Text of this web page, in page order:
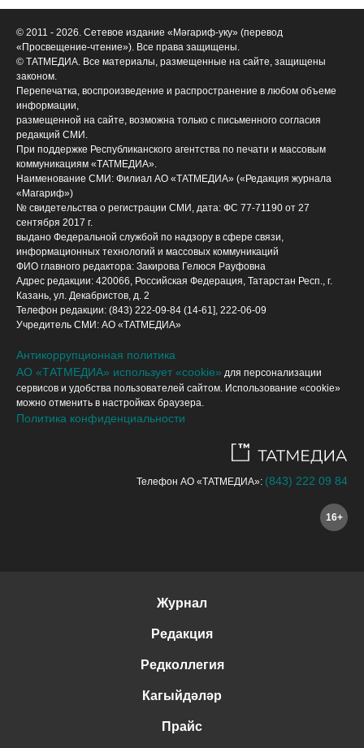
© 2011 - 2026. Сетевое издание «Мәгариф-уку» (перевод
«Просвещение-чтение»). Все права защищены.
© ТАТМЕДИА. Все материалы, размещенные на сайте, защищены
законом.
Перепечатка, воспроизведение и распространение в любом объеме
информации,
размещенной на сайте, возможна только с письменного согласия
редакций СМИ.
При поддержке Республиканского агентства по печати и массовым
коммуникациям «ТАТМЕДИА».
Наименование СМИ: Филиал АО «ТАТМЕДИА» («Редакция журнала
«Магариф»)
№ свидетельства о регистрации СМИ, дата: ФС 77-71190 от 27
сентября 2017 г.
выдано Федеральной службой по надзору в сфере связи,
информационных технологий и массовых коммуникаций
ФИО главного редактора: Закирова Гелюся Рауфовна
Адрес редакции: 420066, Российская Федерация, Татарстан Респ., г.
Казань, ул. Декабристов, д. 2
Телефон редакции: (843) 222-09-84 (14-61], 222-06-09
Учредитель СМИ: АО «ТАТМЕДИА»
Антикоррупционная политика
АО «ТАТМЕДИА» использует «cookie» для персонализации
сервисов и удобства пользователей сайтом. Использование «cookie»
можно отменить в настройках браузера.
Политика конфиденциальности
Телефон АО «ТАТМЕДИА»: (843) 222 09 84
16+
Журнал
Редакция
Редколлегия
Кагыйдәләр
Прайс